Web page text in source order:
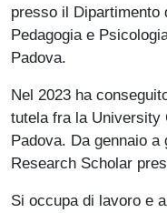
presso il Dipartimento
Pedagogia e
Padova.
Nel 2023 ha
tutela fra la University
Padova. Da gennaio
Research Scholar
Si occupa di lavoro e